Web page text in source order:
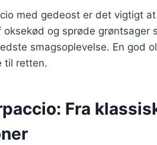
med gedeost er det vigtigt
og sprøde grøntsager
smagsoplevelse. En god
til retten.
Fra